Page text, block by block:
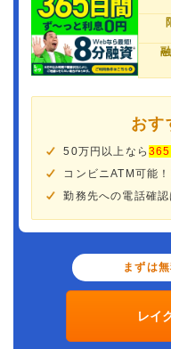
おす
50万円以上なら365
コンビニATM可能！
勤務先への電話確
まずは
レイ